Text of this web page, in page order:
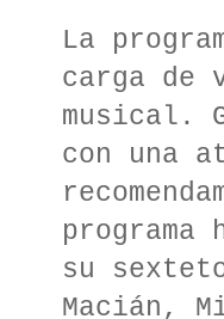
La
carga de
musical.
con una
programa
su
Macián,